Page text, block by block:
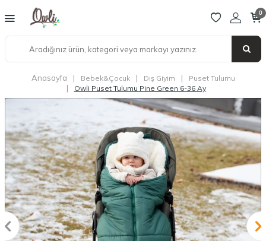
0
Anasayfa | Bebek&Çocuk | Dış Giyim | Puset Tulumu
| Owli Puset Tulumu Pine Green 6-36 Ay